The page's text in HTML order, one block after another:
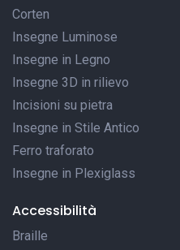
Corten
Insegne Luminose
Insegne in Legno
Insegne 3D in rilievo
Incisioni su pietra
Insegne in Stile Antico
Ferro traforato
Insegne in Plexiglass
Accessibilità
Braille